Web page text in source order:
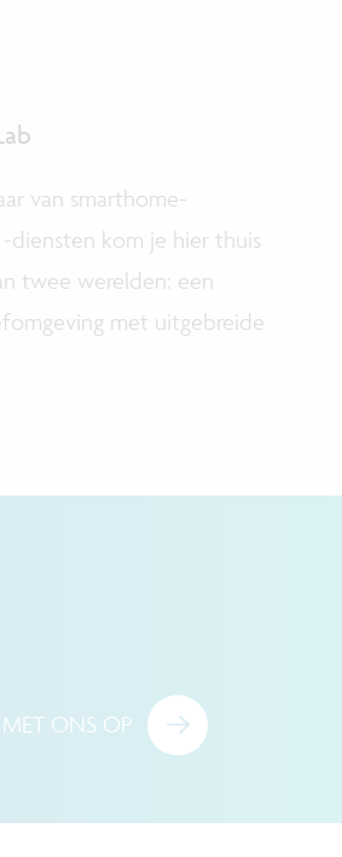
van smarthome-
diensten kom je hier thuis
twee werelden: een
met uitgebreide
ONS OP